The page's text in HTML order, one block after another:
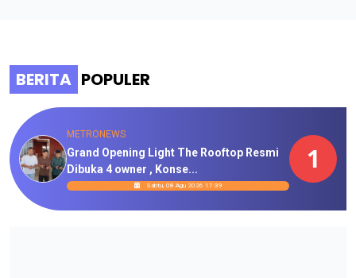
BERITA POPULER
METRONEWS
Grand Opening Light The Rooftop Resmi
Dibuka 4 owner , Konse...
Sabtu, 08 Agu 2026 17:39
1